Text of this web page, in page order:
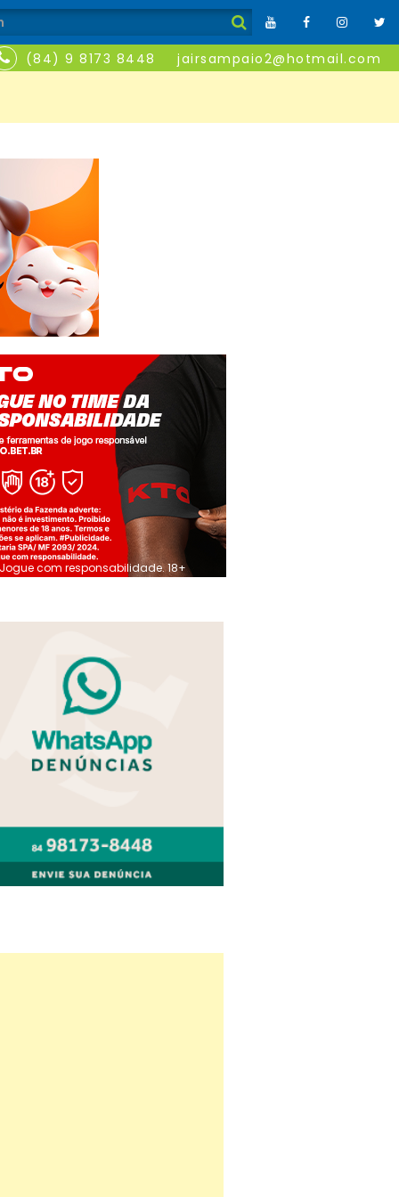
(84) 9 8173 8448 jairsampaio2@hotmail.com
Jogue com responsabilidade. 18+